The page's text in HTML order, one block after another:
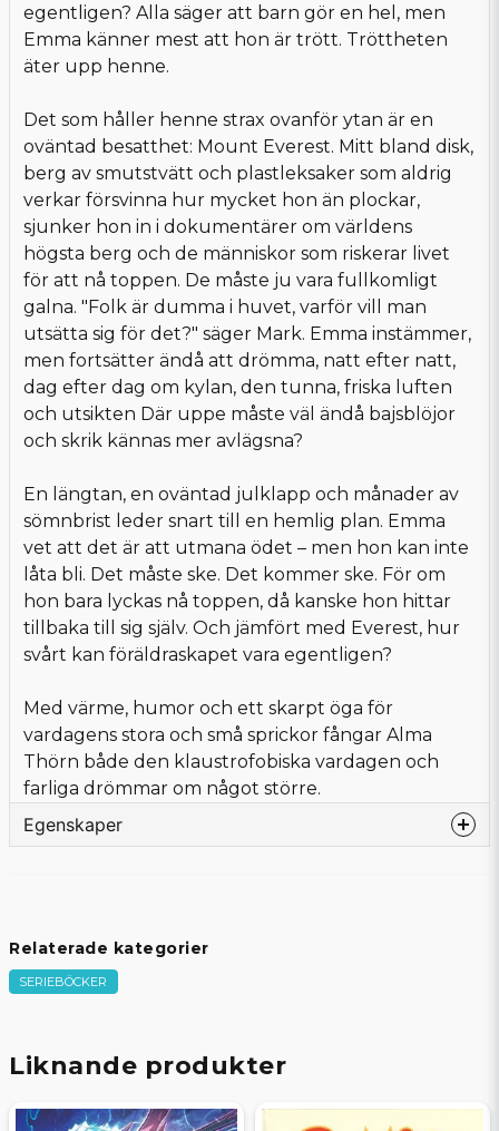
egentligen? Alla säger att barn gör en hel, men
Emma känner mest att hon är trött. Tröttheten
äter upp henne.
Det som håller henne strax ovanför ytan är en
oväntad besatthet: Mount Everest. Mitt bland disk,
berg av smutstvätt och plastleksaker som aldrig
verkar försvinna hur mycket hon än plockar,
sjunker hon in i dokumentärer om världens
högsta berg och de människor som riskerar livet
för att nå toppen. De måste ju vara fullkomligt
galna. "Folk är dumma i huvet, varför vill man
utsätta sig för det?" säger Mark. Emma instämmer,
men fortsätter ändå att drömma, natt efter natt,
dag efter dag om kylan, den tunna, friska luften
och utsikten Där uppe måste väl ändå bajsblöjor
och skrik kännas mer avlägsna?
En längtan, en oväntad julklapp och månader av
sömnbrist leder snart till en hemlig plan. Emma
vet att det är att utmana ödet – men hon kan inte
låta bli. Det måste ske. Det kommer ske. För om
hon bara lyckas nå toppen, då kanske hon hittar
tillbaka till sig själv. Och jämfört med Everest, hur
svårt kan föräldraskapet vara egentligen?
Med värme, humor och ett skarpt öga för
vardagens stora och små sprickor fångar Alma
Thörn både den klaustrofobiska vardagen och
farliga drömmar om något större.
Egenskaper
Författare
Tecknare
Relaterade kategorier
SERIEBÖCKER
Liknande produkter